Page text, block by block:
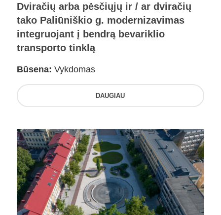
Dviračių arba pėsčiųjų ir / ar dviračių
tako Paliūniškio g. modernizavimas
integruojant į bendrą bevariklio
transporto tinklą
Būsena: Vykdomas
DAUGIAU